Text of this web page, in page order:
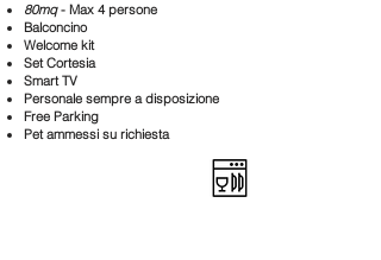
80mq- Max 4 persone
Balconcino
Welcome kit
Set Cortesia
Smart TV
Personale sempre a disposizione
Free Parking
Pet ammessi su richiesta